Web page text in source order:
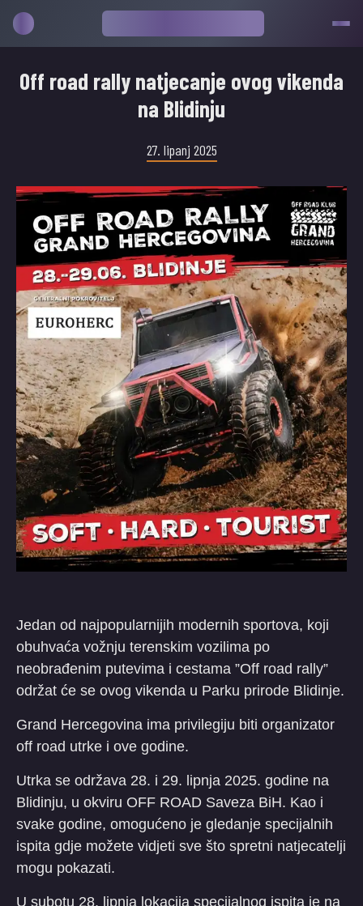
Off road rally natjecanje ovog vikenda
na Blidinju
27. lipanj 2025
Jedan od najpopularnijih modernih sportova, koji
obuhvaća vožnju terenskim vozilima po
neobrađenim putevima i cestama ”Off road rally”
održat će se ovog vikenda u Parku prirode Blidinje.
Grand Hercegovina ima privilegiju biti organizator
off road utrke i ove godine.
Utrka se održava 28. i 29. lipnja 2025. godine na
Blidinju, u okviru OFF ROAD Saveza BiH. Kao i
svake godine, omogućeno je gledanje specijalnih
ispita gdje možete vidjeti sve što spretni natjecatelji
mogu pokazati.
U subotu 28. lipnja lokacija specijalnog ispita je na